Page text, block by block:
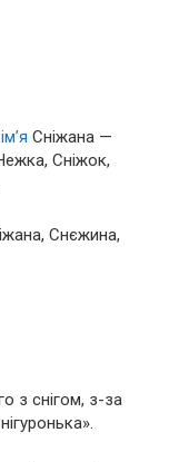
ім’я Сніжана —
Сніжок,
Снєжина,
з снігом, з-за